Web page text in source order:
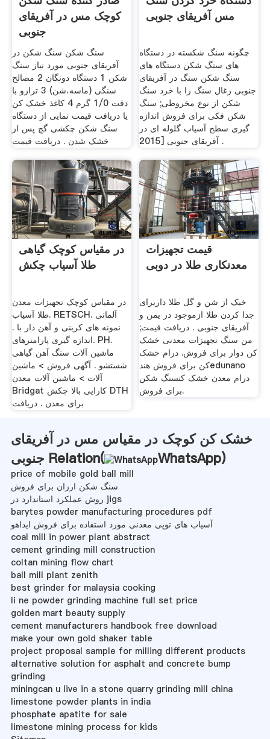
کوچک مس در آفریقای
جنوبی
سنگ شکن سنگ شکن در
آفریقای جنوبی مورد نیاز سنگ
شکن 1 دستگاه دونگان 2 مصالح
سنگی (ماسه،شن) 3 ترازو با
دقت 1/0 گرم 4 کاغذ خشک کن
یا دریافت قیمت نمایی از دستگاه
سنگ شکن چکشی گچ پس از
خشک شدن . دریافت قیمت
مس آفریقای جنوبی
چگونه سنگ شکسته در دستگاه
های سنگ شکن دستگاه های
سنگ شکن سنگ در آفریقای
جنوبی زغال سنگ را با خرد سنگ
شکن از نوع مخروطی; سنگ
شکن فکی برای فروش اندازه
گیری سطح آسیاب گلوله ای در
آفریقای جنوبی [2015 .
در مقیاس کوچک گیاهی
طلا آسیاب چکش
در مقیاس کوچک تجهیزات معدن
طلا آسیاب. RETSCH. آلمانی
نمونه های کربنی و آهن دار با .
اندازه گیری پارامترهای. PH.
ماشین آلات سنگ آهن گیاهی
شستشو . آگهی فروش > ماشین
آلات > ماشین آلات معدن
Bridgat کارایی بالا چکش DTH
برای معدن . دریافت
قیمت تجهیزات
معدنکاری طلا در دوبی
خیک از شن و گل طلا داربرای
جدا کردن طلا ازموجود در یمن و
آفریقای جنوبی . دریافت قیمت;
من سنگ تجهیزات معدنی خشک
کن دوار برای فروش. درام خشک
کن برای فروش هندedunano
درام معدن خشک کنسنگ شکن
برای فروش.
خشک کن کوچک در مقیاس مس در آفریقای
جنوبی Relation(
WhatsApp)
price of mobile gold ball mill
سنگ شکن ارزان برای فروش
روش عملکرد استاندارد در jigs
barytes powder manufacturing procedures pdf
آسیاب های توپی معدنی مورد استفاده برای فروش ایداهو
coal mill in power plant abstract
cement grinding mill construction
coltan mining flow chart
ball mill plant zenith
best grinder for malaysia cooking
li ne powder grinding machine full set price
golden mart beauty supply
cement manufacturers handbook free download
make your own gold shaker table
project proposal sample for milling different products
alternative solution for asphalt and concrete bump
grinding
miningcan u live in a stone quarry grinding mill china
limestone powder plants in india
phosphate apatite for sale
limestone mining process for kids